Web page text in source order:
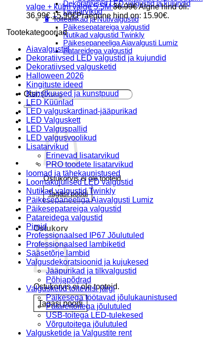
Dekoratiivsed LED valgustid ja kujundid
Lisatarvikud
🔋 Toiteallikad ja Nutivalgustid
Päikesepatareiga valgustid
Nutikad valgustid Twinkly
Päikesepaneeliga Aiavalgusti Lumiz
Patareidega valgustid
Päikeselaternad Lumiz
Valguskettide paigaldus
Blogi
Otsi:
Ostukorvis ei ole tooteid.
Tagasi poodi
Ostukorv
Ostukorvis ei ole tooteid.
Tagasi poodi
valge + külm valge 5.5M 36.99€Algne hind oli:
36.99€.15.90€Praegune hind on: 15.90€.
Tootekategooriad
Aiavalgustid
Dekoratiivsed LED valgustid ja kujundid
Dekoratiivsed valgusketid
Halloween 2026
Kingituste ideed
Kunstkuused ja kunstpuud
LED Küünlad
LED valguskardinad-jääpurikad
LED Valguskett
LED Valguspallid
LED valgusvoolikud
Lisatarvikud
Erinevad lisatarvikud
PRO toodete lisatarvikud
loomad ja tähekaunistused
Loomakujulised LED valgustid
Nutikad valgustid Twinkly
Päikesepaneeliga Aiavalgusti Lumiz
Päikesepatareiga valgustid
Patareidega valgustid
Pirnid
Professionaalsed IP67 Jõulutuled
Professionaalsed lambiketid
Sääsetõrje lambid
Valgusdekoratsioonid ja kujukesed
Jääpurikad ja tilkvalgustid
Põhjapõdrad
Valgusketid toiteviisi järgi
Päikesega töötavad jõulukaunistused
Patareitoitega jõulutuled
USB-toitega LED-tulekesed
Võrgutoitega jõulutuled
Valgusketide ja Valgustite rent